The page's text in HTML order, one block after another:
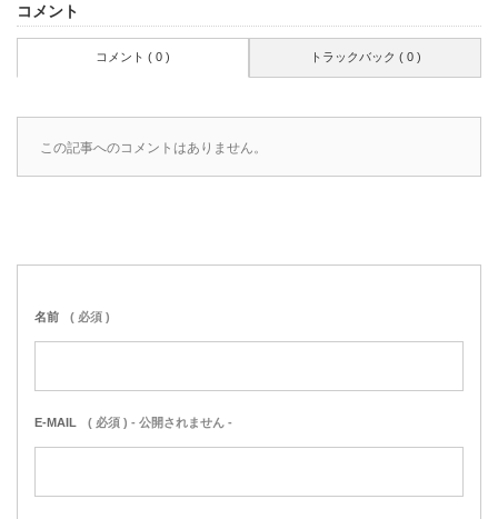
コメント
コメント ( 0 ) トラックバック ( 0 )
この記事へのコメントはありません。
名前 ( 必須 )
E-MAIL ( 必須 ) - 公開されません -